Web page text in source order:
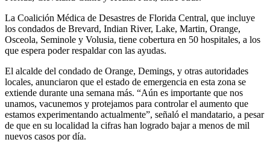
La Coalición Médica de Desastres de Florida Central, que incluye
los condados de Brevard, Indian River, Lake, Martin, Orange,
Osceola, Seminole y Volusia, tiene cobertura en 50 hospitales, a los
que espera poder respaldar con las ayudas.
El alcalde del condado de Orange, Demings, y otras autoridades
locales, anunciaron que el estado de emergencia en esta zona se
extiende durante una semana más. “Aún es importante que nos
unamos, vacunemos y protejamos para controlar el aumento que
estamos experimentando actualmente”, señaló el mandatario, a pesar
de que en su localidad la cifras han logrado bajar a menos de mil
nuevos casos por día.